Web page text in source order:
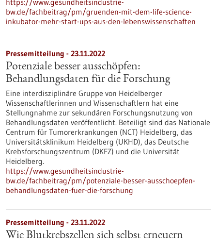
https://www.gesundheitsindustrie-
bw.de/fachbeitrag/pm/gruenden-mit-dem-life-science-
inkubator-mehr-start-ups-aus-den-lebenswissenschaften
Pressemitteilung - 23.11.2022
Potenziale besser ausschöpfen:
Behandlungsdaten für die Forschung
Eine interdisziplinäre Gruppe von Heidelberger
Wissenschaftlerinnen und Wissenschaftlern hat eine
Stellungnahme zur sekundären Forschungsnutzung von
Behandlungsdaten veröffentlicht. Beteiligt sind das Nationale
Centrum für Tumorerkrankungen (NCT) Heidelberg, das
Universitätsklinikum Heidelberg (UKHD), das Deutsche
Krebsforschungszentrum (DKFZ) und die Universität
Heidelberg.
https://www.gesundheitsindustrie-
bw.de/fachbeitrag/pm/potenziale-besser-ausschoepfen-
behandlungsdaten-fuer-die-forschung
Pressemitteilung - 23.11.2022
Wie Blutkrebszellen sich selbst erneuern